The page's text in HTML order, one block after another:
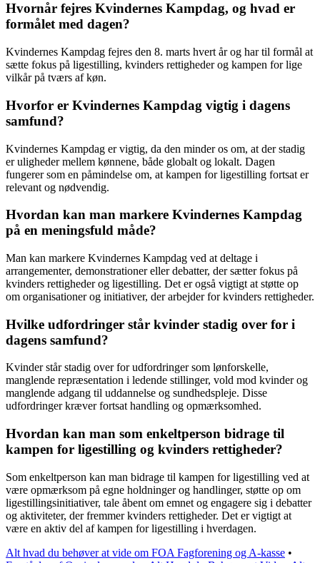
Hvornår fejres Kvindernes Kampdag, og hvad er
formålet med dagen?
Kvindernes Kampdag fejres den 8. marts hvert år og har til formål at
sætte fokus på ligestilling, kvinders rettigheder og kampen for lige
vilkår på tværs af køn.
Hvorfor er Kvindernes Kampdag vigtig i dagens
samfund?
Kvindernes Kampdag er vigtig, da den minder os om, at der stadig
er uligheder mellem kønnene, både globalt og lokalt. Dagen
fungerer som en påmindelse om, at kampen for ligestilling fortsat er
relevant og nødvendig.
Hvordan kan man markere Kvindernes Kampdag
på en meningsfuld måde?
Man kan markere Kvindernes Kampdag ved at deltage i
arrangementer, demonstrationer eller debatter, der sætter fokus på
kvinders rettigheder og ligestilling. Det er også vigtigt at støtte op
om organisationer og initiativer, der arbejder for kvinders rettigheder.
Hvilke udfordringer står kvinder stadig over for i
dagens samfund?
Kvinder står stadig over for udfordringer som lønforskelle,
manglende repræsentation i ledende stillinger, vold mod kvinder og
manglende adgang til uddannelse og sundhedspleje. Disse
udfordringer kræver fortsat handling og opmærksomhed.
Hvordan kan man som enkeltperson bidrage til
kampen for ligestilling og kvinders rettigheder?
Som enkeltperson kan man bidrage til kampen for ligestilling ved at
være opmærksom på egne holdninger og handlinger, støtte op om
ligestillingsinitiativer, tale åbent om emnet og engagere sig i debatter
og aktiviteter, der fremmer kvinders rettigheder. Det er vigtigt at
være en aktiv del af kampen for ligestilling i hverdagen.
Alt hvad du behøver at vide om FOA Fagforening og A-kasse •